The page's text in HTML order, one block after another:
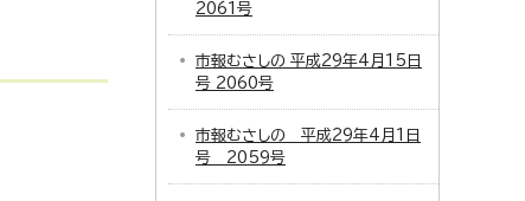
2061号
市報むさしの 平成29年4月15日
号 2060号
市報むさしの 平成29年4月1日
号 2059号